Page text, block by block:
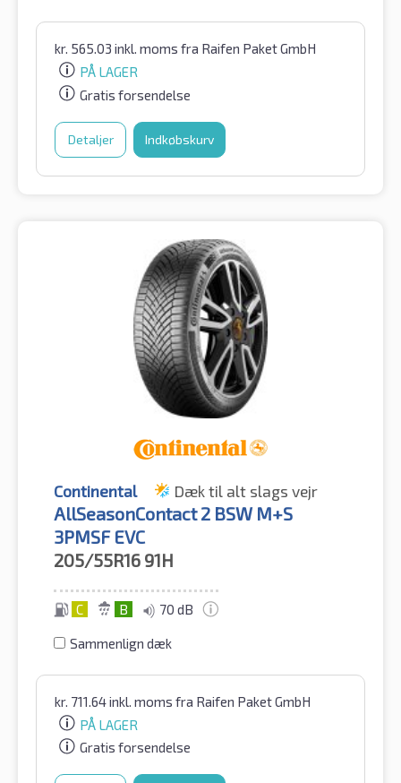
kr. 565.03 inkl. moms fra Raifen Paket GmbH
PÅ LAGER
Gratis forsendelse
Detaljer Indkøbskurv
Continental Dæk til alt slags vejr
AllSeasonContact 2 BSW M+S
3PMSF EVC
205/55R16 91H
C B 70 dB
Sammenlign dæk
kr. 711.64inkl. moms fra Raifen Paket GmbH
PÅ LAGER
Gratis forsendelse